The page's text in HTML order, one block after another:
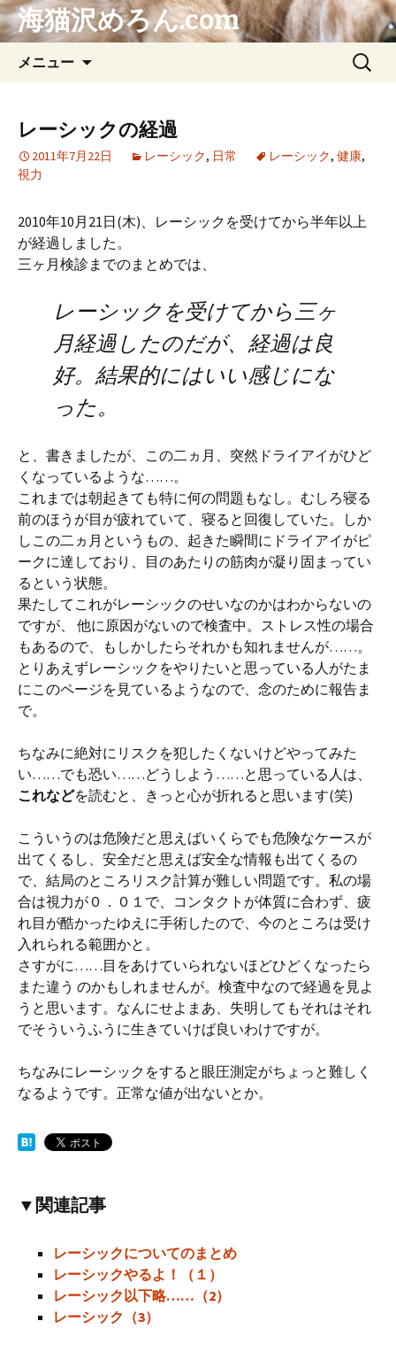
海猫沢めろん.com
メニュー
ツ
へ
ッ
プ
検
レーシックの経過
2011年7月22日 レーシック, 日常 レーシック, 健康,
視力
2010年10月21日(木)、レーシックを受けてから半年以上
が経過しました。
三ヶ月検診までのまとめでは、
レーシックを受けてから三ヶ
月経過したのだが、経過は良
好。結果的にはいい感じにな
った。
と、書きましたが、この二ヵ月、突然ドライアイがひど
くなっているような……。
これまでは朝起きても特に何の問題もなし。むしろ寝る
前のほうが目が疲れていて、寝ると回復していた。しか
しこの二ヵ月というもの、起きた瞬間にドライアイがピ
ークに達しており、目のあたりの筋肉が凝り固まってい
るという状態。
果たしてこれがレーシックのせいなのかはわからないの
ですが、 他に原因がないので検査中。ストレス性の場合
もあるので、もしかしたらそれかも知れませんが……。
とりあえずレーシックをやりたいと思っている人がたま
にこのページを見ているようなので、念のために報告ま
で。
ちなみに絶対にリスクを犯したくないけどやってみた
い……でも恐い……どうしよう……と思っている人は、
これなどを読むと、きっと心が折れると思います(笑)
こういうのは危険だと思えばいくらでも危険なケースが
出てくるし、安全だと思えば安全な情報も出てくるの
で、結局のところリスク計算が難しい問題です。私の場
合は視力が０．０１で、コンタクトが体質に合わず、疲
れ目が酷かったゆえに手術したので、今のところは受け
入れられる範囲かと。
さすがに……目をあけていられないほどひどくなったら
また違う のかもしれませんが。検査中なので経過を見よ
うと思います。なんにせよまあ、失明してもそれはそれ
でそういうふうに生きていけば良いわけですが。
ちなみにレーシックをすると眼圧測定がちょっと難しく
なるようです。正常な値が出ないとか。
▼関連記事
レーシックについてのまとめ
レーシックやるよ！（１）
レーシック以下略……（2）
レーシック（3）